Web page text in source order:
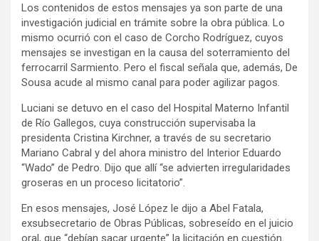
Los contenidos de estos mensajes ya son parte de una
investigación judicial en trámite sobre la obra pública. Lo
mismo ocurrió con el caso de Corcho Rodríguez, cuyos
mensajes se investigan en la causa del soterramiento del
ferrocarril Sarmiento. Pero el fiscal señala que, además, De
Sousa acude al mismo canal para poder agilizar pagos.
Luciani se detuvo en el caso del Hospital Materno Infantil
de Río Gallegos, cuya construcción supervisaba la
presidenta Cristina Kirchner, a través de su secretario
Mariano Cabral y del ahora ministro del Interior Eduardo
“Wado” de Pedro. Dijo que allí “se advierten irregularidades
groseras en un proceso licitatorio”.
En esos mensajes, José López le dijo a Abel Fatala,
exsubsecretario de Obras Públicas, sobreseído en el juicio
oral, que “debían sacar urgente” la licitación en cuestión.